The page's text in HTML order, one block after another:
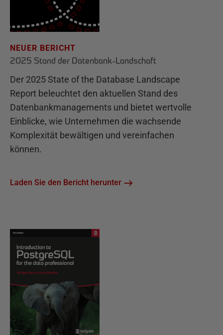
NEUER BERICHT
2025 Stand der Datenbank-Landschaft
Der 2025 State of the Database Landscape
Report beleuchtet den aktuellen Stand des
Datenbankmanagements und bietet wertvolle
Einblicke, wie Unternehmen die wachsende
Komplexität bewältigen und vereinfachen
können.
Laden Sie den Bericht herunter